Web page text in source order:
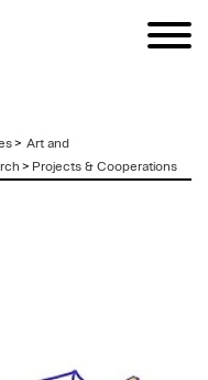
> Art and
> Projects & Cooperations